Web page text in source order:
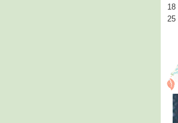
18
25